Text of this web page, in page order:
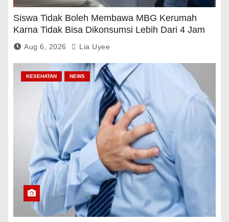
Siswa Tidak Boleh Membawa MBG Kerumah
Karna Tidak Bisa Dikonsumsi Lebih Dari 4 Jam
Aug 6, 2026 Lia Uyee
KESEHATAN NEWS